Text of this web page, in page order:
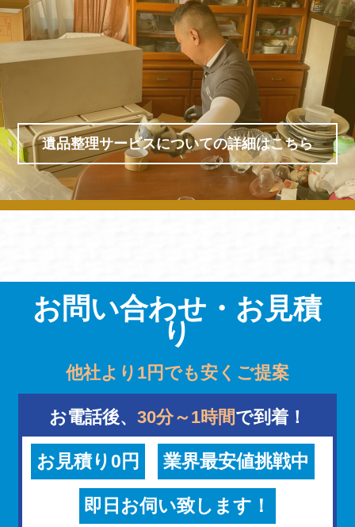
遺品整理サービスについての詳細はこちら
お問い合わせ・お見積
り
他社より1円でも安くご提案
お電話後、 30分～1時間で到着！
お見積り0円 業界最安値挑戦中
即日お伺い致します！